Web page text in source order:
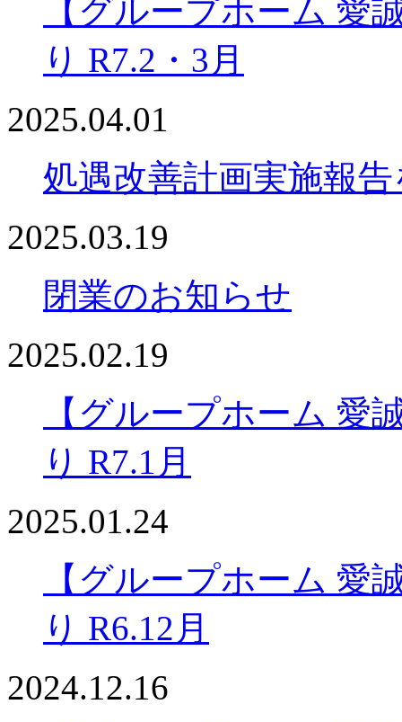
【グループホーム 愛
り R7.2・3月
2025.04.01
処遇改善計画実施報
2025.03.19
閉業のお知らせ
2025.02.19
【グループホーム 愛
り R7.1月
2025.01.24
【グループホーム 愛
り R6.12月
2024.12.16